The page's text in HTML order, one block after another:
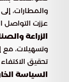
والمطارات،
عززت التواصل
الزراعة
وتسهيلات، مع
تحقيق الاكتفاء
السياسة